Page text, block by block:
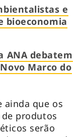
e
bioeconomia
ANA debatem
Marco do
ainda que os
produtos
serão